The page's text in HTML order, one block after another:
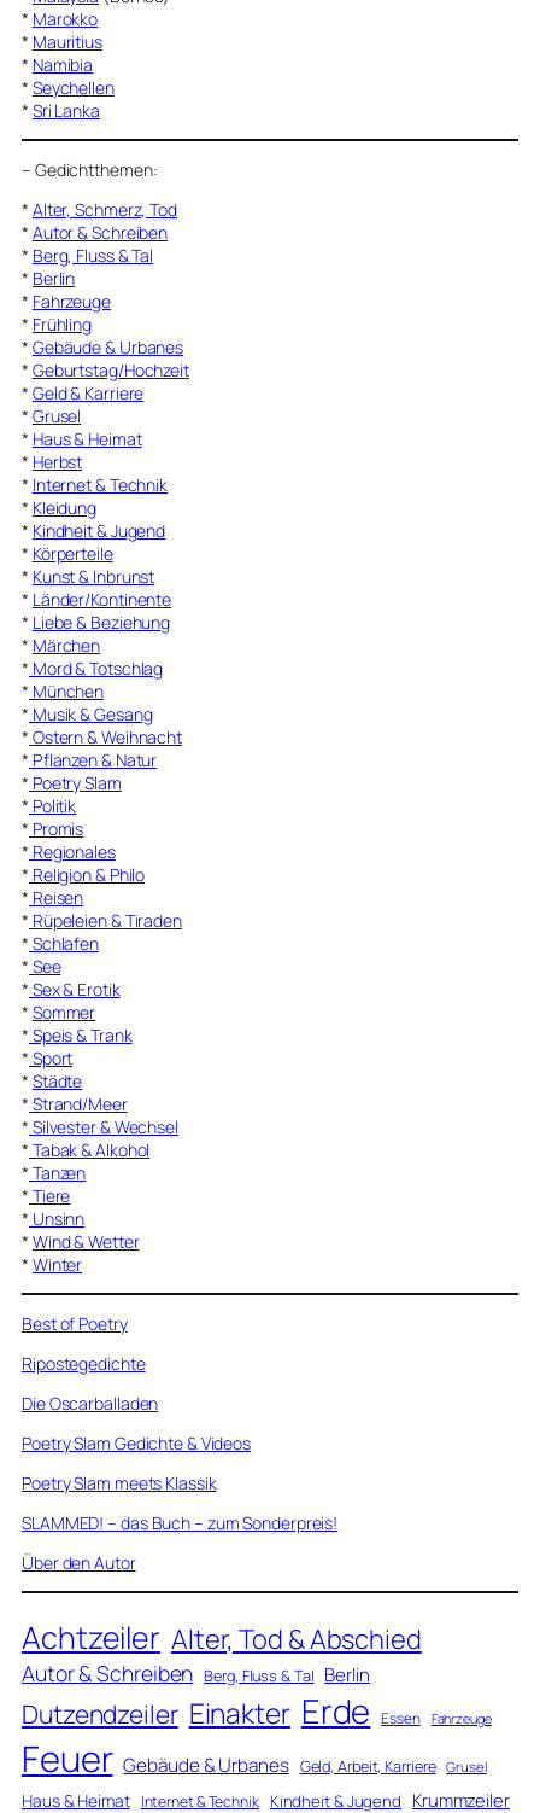
* Marokko
* Mauritius
* Namibia
* Seychellen
* Sri Lanka
– Gedichtthemen:
* Alter, Schmerz, Tod
* Autor & Schreiben
* Berg, Fluss & Tal
* Berlin
* Fahrzeuge
* Frühling
* Gebäude & Urbanes
* Geburtstag/Hochzeit
* Geld & Karriere
* Grusel
* Haus & Heimat
* Herbst
* Internet & Technik
* Kleidung
* Kindheit & Jugend
* Körperteile
* Kunst & Inbrunst
* Länder/Kontinente
* Liebe & Beziehung
* Märchen
* Mord & Totschlag
* München
* Musik & Gesang
* Ostern & Weihnacht
* Pflanzen & Natur
* Poetry Slam
* Politik
* Promis
* Regionales
* Religion & Philo
* Reisen
* Rüpeleien & Tiraden
* Schlafen
* See
* Sex & Erotik
* Sommer
* Speis & Trank
* Sport
* Städte
* Strand/Meer
* Silvester & Wechsel
* Tabak & Alkohol
* Tanzen
* Tiere
* Unsinn
* Wind & Wetter
* Winter
Best of Poetry
Ripostegedichte
Die Oscarballaden
Poetry Slam Gedichte & Videos
Poetry Slam meets Klassik
SLAMMED! – das Buch – zum Sonderpreis!
Über den Autor
Achtzeiler Alter, Tod & Abschied
Autor & Schreiben Berg, Fluss & Tal Berlin
Dutzendzeiler Einakter Erde Essen Fahrzeuge
Feuer Gebäude & Urbanes Geld, Arbeit, Karriere Grusel
Haus & Heimat Internet & Technik Kindheit & Jugend Krummzeiler